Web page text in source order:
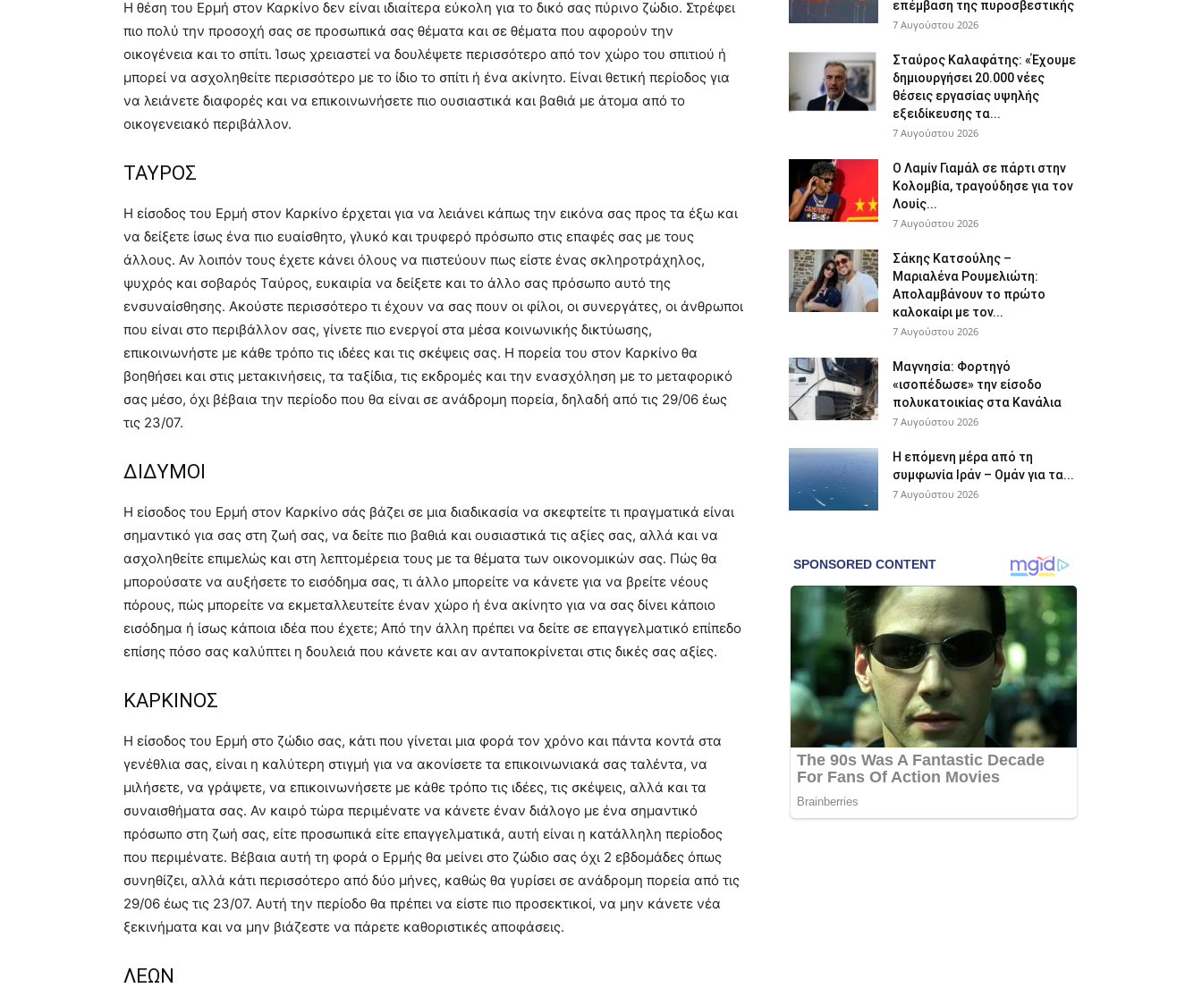
Η θέση του Ερμή στον Καρκίνο δεν είναι ιδιαίτερα εύκολη για το δικό σας πύρινο ζώδιο. Στρέφει
πιο πολύ την προσοχή σας σε προσωπικά σας θέματα και σε θέματα που αφορούν την
οικογένεια και το σπίτι. Ίσως χρειαστεί να δουλέψετε περισσότερο από τον χώρο του σπιτιού ή
μπορεί να ασχοληθείτε περισσότερο με το ίδιο το σπίτι ή ένα ακίνητο. Είναι θετική περίοδος για
να λειάνετε διαφορές και να επικοινωνήσετε πιο ουσιαστικά και βαθιά με άτομα από το
οικογενειακό περιβάλλον.
ΤΑΥΡΟΣ
Η είσοδος του Ερμή στον Καρκίνο έρχεται για να λειάνει κάπως την εικόνα σας προς τα έξω και
να δείξετε ίσως ένα πιο ευαίσθητο, γλυκό και τρυφερό πρόσωπο στις επαφές σας με τους
άλλους. Αν λοιπόν τους έχετε κάνει όλους να πιστεύουν πως είστε ένας σκληροτράχηλος,
ψυχρός και σοβαρός Ταύρος, ευκαιρία να δείξετε και το άλλο σας πρόσωπο αυτό της
ενσυναίσθησης. Ακούστε περισσότερο τι έχουν να σας πουν οι φίλοι, οι συνεργάτες, οι άνθρωποι
που είναι στο περιβάλλον σας, γίνετε πιο ενεργοί στα μέσα κοινωνικής δικτύωσης,
επικοινωνήστε με κάθε τρόπο τις ιδέες και τις σκέψεις σας. Η πορεία του στον Καρκίνο θα
βοηθήσει και στις μετακινήσεις, τα ταξίδια, τις εκδρομές και την ενασχόληση με το μεταφορικό
σας μέσο, όχι βέβαια την περίοδο που θα είναι σε ανάδρομη πορεία, δηλαδή από τις 29/06 έως
τις 23/07.
ΔΙΔΥΜΟΙ
Η είσοδος του Ερμή στον Καρκίνο σάς βάζει σε μια διαδικασία να σκεφτείτε τι πραγματικά είναι
σημαντικό για σας στη ζωή σας, να δείτε πιο βαθιά και ουσιαστικά τις αξίες σας, αλλά και να
ασχοληθείτε επιμελώς και στη λεπτομέρεια τους με τα θέματα των οικονομικών σας. Πώς θα
μπορούσατε να αυξήσετε το εισόδημα σας, τι άλλο μπορείτε να κάνετε για να βρείτε νέους
πόρους, πώς μπορείτε να εκμεταλλευτείτε έναν χώρο ή ένα ακίνητο για να σας δίνει κάποιο
εισόδημα ή ίσως κάποια ιδέα που έχετε; Από την άλλη πρέπει να δείτε σε επαγγελματικό επίπεδο
επίσης πόσο σας καλύπτει η δουλειά που κάνετε και αν ανταποκρίνεται στις δικές σας αξίες.
ΚΑΡΚΙΝΟΣ
Η είσοδος του Ερμή στο ζώδιο σας, κάτι που γίνεται μια φορά τον χρόνο και πάντα κοντά στα
γενέθλια σας, είναι η καλύτερη στιγμή για να ακονίσετε τα επικοινωνιακά σας ταλέντα, να
μιλήσετε, να γράψετε, να επικοινωνήσετε με κάθε τρόπο τις ιδέες, τις σκέψεις, αλλά και τα
συναισθήματα σας. Αν καιρό τώρα περιμένατε να κάνετε έναν διάλογο με ένα σημαντικό
πρόσωπο στη ζωή σας, είτε προσωπικά είτε επαγγελματικά, αυτή είναι η κατάλληλη περίοδος
που περιμένατε. Βέβαια αυτή τη φορά ο Ερμής θα μείνει στο ζώδιο σας όχι 2 εβδομάδες όπως
συνηθίζει, αλλά κάτι περισσότερο από δύο μήνες, καθώς θα γυρίσει σε ανάδρομη πορεία από τις
29/06 έως τις 23/07. Αυτή την περίοδο θα πρέπει να είστε πιο προσεκτικοί, να μην κάνετε νέα
ξεκινήματα και να μην βιάζεστε να πάρετε καθοριστικές αποφάσεις.
ΛΕΩΝ
επέμβαση της πυροσβεστικής
7 Αυγούστου 2026
Σταύρος Καλαφάτης: «Έχουμε
δημιουργήσει 20.000 νέες
θέσεις εργασίας υψηλής
εξειδίκευσης τα...
7 Αυγούστου 2026
Ο Λαμίν Γιαμάλ σε πάρτι στην
Κολομβία, τραγούδησε για τον
Λουίς...
7 Αυγούστου 2026
Σάκης Κατσούλης –
Μαριαλένα Ρουμελιώτη:
Απολαμβάνουν το πρώτο
καλοκαίρι με τον...
7 Αυγούστου 2026
Μαγνησία: Φορτηγό
«ισοπέδωσε» την είσοδο
πολυκατοικίας στα Κανάλια
7 Αυγούστου 2026
Η επόμενη μέρα από τη
συμφωνία Ιράν – Ομάν για τα...
7 Αυγούστου 2026